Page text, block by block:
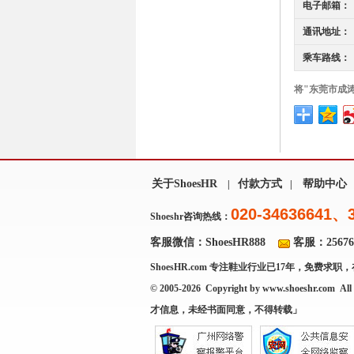
电子邮箱：
通讯地址：
乘车路线：
将"东莞市成
关于ShoesHR 付款方式 帮助中心
Shoeshr咨询热线： 020-34636641、
客服微信：ShoesHR888 客服：
ShoesHR.com 专注鞋业行业已17年，免费求职
© 2005-2026 Copyright by www.shoeshr.com All
才信息，未经书面同意，不得转载」